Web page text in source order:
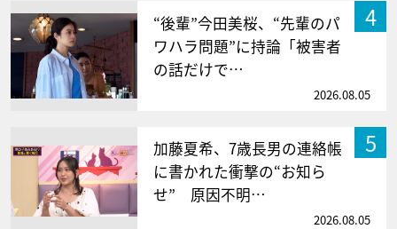
4
“後輩”今田美桜、“先輩のパ
ワハラ問題”に持論「被害者
の話だけで…
2026.08.05
5
加藤夏希、7歳長男の連絡帳
に書かれた衝撃の“お知ら
せ” 原因不明…
2026.08.05